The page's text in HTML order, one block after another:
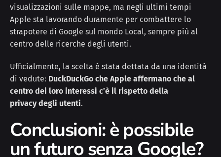
visualizzazioni sulle mappe, ma negli ultimi tempi
Apple sta lavorando duramente per combattere lo
strapotere di Google sul mondo Local, sempre più al
centro delle ricerche degli utenti.
Ufficialmente, la scelta è stata dettata da una identità
di vedute: DuckDuckGo che Apple affermano che al
centro dei loro interessi c’è il rispetto della
privacy degli utenti.
Conclusioni: è possibile
un futuro senza Google?